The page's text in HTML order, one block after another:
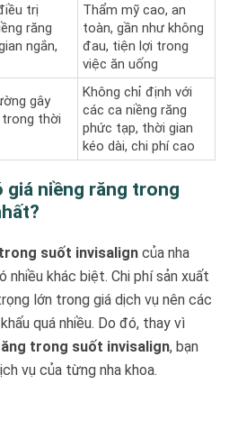
trị
răng
ngắn,
Thẩm mỹ cao, an
toàn, gần như không
đau, tiện lợi trong
việc ăn uống
gây
thời
Không chỉ định với
các ca niềng răng
phức tạp, thời gian
kéo dài, chi phí cao
giá niềng răng trong
suốt invisalign của nha
nhiều khác biệt. Chi phí sản xuất
lớn trong giá dịch vụ nên các
quá nhiều. Do đó, thay vì
trong suốt invisalign, bạn
vụ của từng nha khoa.